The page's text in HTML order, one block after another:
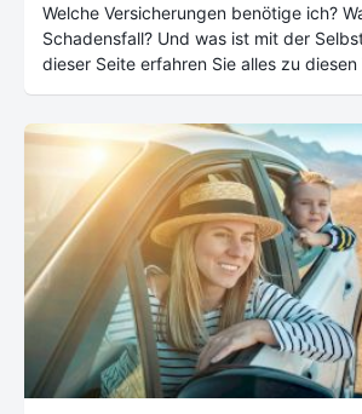
Welche Versicherungen benötige ich?
Schadensfall? Und was ist mit der
dieser Seite erfahren Sie alles zu diesen